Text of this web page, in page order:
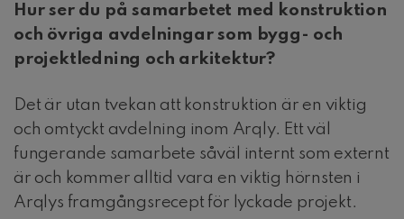
Hur ser du på samarbetet med konstruktion
och övriga avdelningar som bygg- och
projektledning och arkitektur?
Det är utan tvekan att konstruktion är en viktig
och omtyckt avdelning inom Arqly. Ett väl
fungerande samarbete såväl internt som externt
är och kommer alltid vara en viktig hörnsten i
Arqlys framgångsrecept för lyckade projekt.